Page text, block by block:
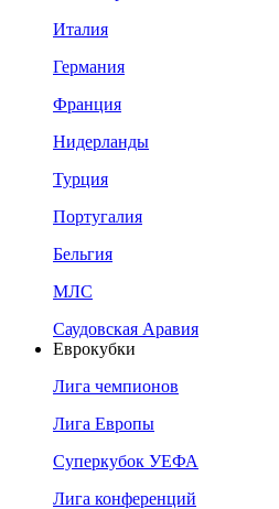
Италия
Германия
Франция
Нидерланды
Турция
Португалия
Бельгия
МЛС
Саудовская Аравия
Еврокубки
Лига чемпионов
Лига Европы
Суперкубок УЕФА
Лига конференций